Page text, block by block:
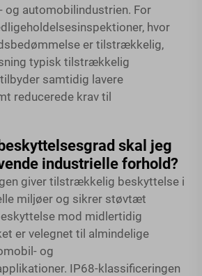
og automobilindustrien. For
hvor
er tilstrækkelig,
typisk tilstrækkelig
samtidig lavere
reducerede krav til
skal jeg
industrielle forhold?
giver tilstrækkelig beskyttelse i
miljøer og sikrer støvtæt
mod midlertidig
er velegnet til almindelige
og
IP68-klassificeringen